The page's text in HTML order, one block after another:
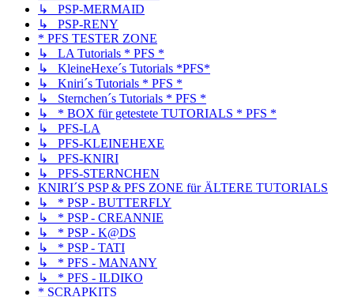
↳ PSP-MERMAID
↳ PSP-RENY
* PFS TESTER ZONE
↳ LA Tutorials * PFS *
↳ KleineHexe´s Tutorials *PFS*
↳ Kniri´s Tutorials * PFS *
↳ Sternchen´s Tutorials * PFS *
↳ * BOX für getestete TUTORIALS * PFS *
↳ PFS-LA
↳ PFS-KLEINEHEXE
↳ PFS-KNIRI
↳ PFS-STERNCHEN
KNIRI´S PSP & PFS ZONE für ÄLTERE TUTORIALS
↳ * PSP - BUTTERFLY
↳ * PSP - CREANNIE
↳ * PSP - K@DS
↳ * PSP - TATI
↳ * PFS - MANANY
↳ * PFS - ILDIKO
* SCRAPKITS